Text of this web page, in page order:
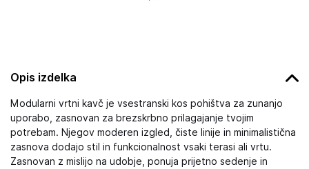
Opis izdelka
Modularni vrtni kavč je vsestranski kos pohištva za zunanjo
uporabo, zasnovan za brezskrbno prilagajanje tvojim
potrebam. Njegov moderen izgled, čiste linije in minimalistična
zasnova dodajo stil in funkcionalnost vsaki terasi ali vrtu.
Zasnovan z mislijo na udobje, ponuja prijetno sedenje in